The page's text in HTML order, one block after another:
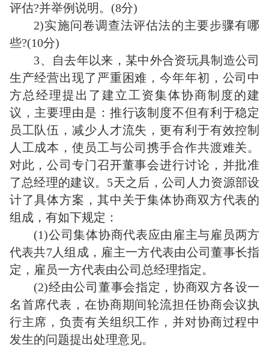
评估?并举例说明。(8分)
2)实施问卷调查法评估法的主要步骤有哪
些?(10分)
3、自去年以来，某中外合资玩具制造公司
生产经营出现了严重困难，今年年初，公司中
方总经理提出了建立工资集体协商制度的建
议，主要理由是：推行该制度不但有利于稳定
员工队伍，减少人才流失，更有利于有效控制
人工成本，使员工与公司携手合作共渡难关。
对此，公司专门召开董事会进行讨论，并批准
了总经理的建议。5天之后，公司人力资源部设
计了具体方案，其中关于集体协商双方代表的
组成，有如下规定：
(1)公司集体协商代表应由雇主与雇员两方
代表共7人组成，雇主一方代表由公司董事长指
定，雇员一方代表由公司总经理指定。
(2)经由公司董事会指定，协商双方各设一
名首席代表，在协商期间轮流担任协商会议执
行主席，负责有关组织工作，并对协商过程中
发生的问题提出处理意见。